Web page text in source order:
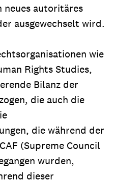
neues autoritäres
ausgewechselt wird.
wie
Rights Studies,
Bilanz der
die auch die
die während der
(Supreme Council
wurden,
dieser